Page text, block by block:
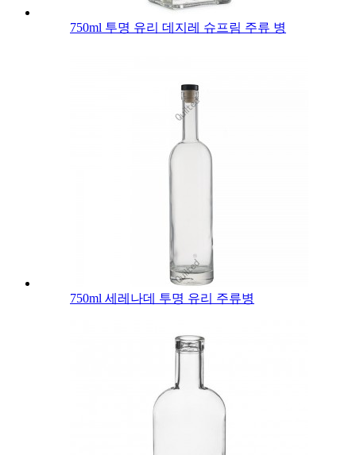
750ml 투명 유리 데지레 슈프림 주류 병
750ml 세레나데 투명 유리 주류병